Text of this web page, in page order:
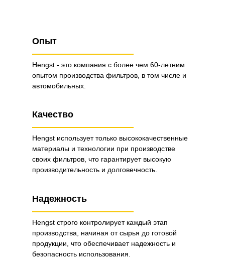
Опыт
Hengst - это компания с более чем 60-летним
опытом производства фильтров, в том числе и
автомобильных.
Качество
Надежность
Hengst использует только высококачественные
материалы и технологии при производстве
своих фильтров, что гарантирует высокую
производительность и долговечность.
Hengst строго контролирует каждый этап
производства, начиная от сырья до готовой
продукции, что обеспечивает надежность и
безопасность использования.